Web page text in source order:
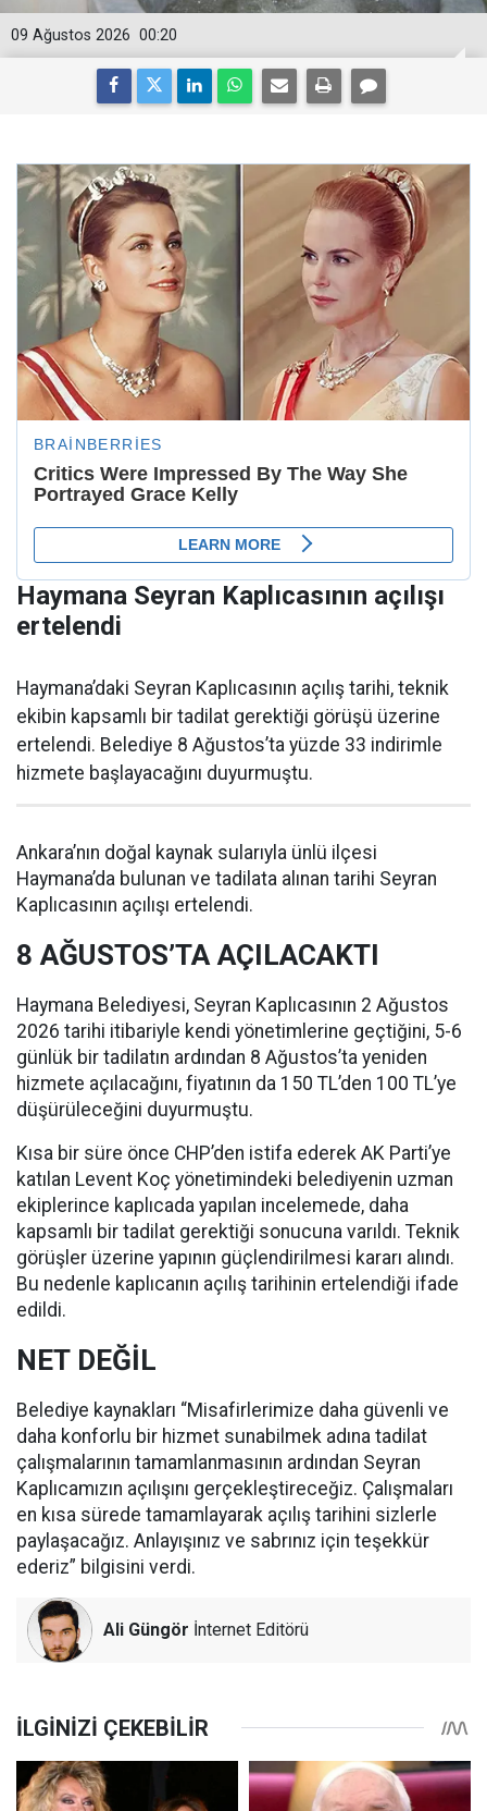
00:20
09 Ağustos 2026
Haymana Seyran Kaplıcasının açılışı
ertelendi
Haymana’daki Seyran Kaplıcasının açılış tarihi, teknik
ekibin kapsamlı bir tadilat gerektiği görüşü üzerine
ertelendi. Belediye 8 Ağustos’ta yüzde 33 indirimle
hizmete başlayacağını duyurmuştu.
Ankara’nın doğal kaynak sularıyla ünlü ilçesi
Haymana’da bulunan ve tadilata alınan tarihi Seyran
Kaplıcasının açılışı ertelendi.
8 AĞUSTOS’TA AÇILACAKTI
Haymana Belediyesi, Seyran Kaplıcasının 2 Ağustos
2026 tarihi itibariyle kendi yönetimlerine geçtiğini, 5-6
günlük bir tadilatın ardından 8 Ağustos’ta yeniden
hizmete açılacağını, fiyatının da 150 TL’den 100 TL’ye
düşürüleceğini duyurmuştu.
Kısa bir süre önce CHP’den istifa ederek AK Parti’ye
katılan Levent Koç yönetimindeki belediyenin uzman
ekiplerince kaplıcada yapılan incelemede, daha
kapsamlı bir tadilat gerektiği sonucuna varıldı. Teknik
görüşler üzerine yapının güçlendirilmesi kararı alındı.
Bu nedenle kaplıcanın açılış tarihinin ertelendiği ifade
edildi.
NET DEĞİL
Belediye kaynakları “Misafirlerimize daha güvenli ve
daha konforlu bir hizmet sunabilmek adına tadilat
çalışmalarının tamamlanmasının ardından Seyran
Kaplıcamızın açılışını gerçekleştireceğiz. Çalışmaları
en kısa sürede tamamlayarak açılış tarihini sizlerle
paylaşacağız. Anlayışınız ve sabrınız için teşekkür
ederiz” bilgisini verdi.
Ali Güngör İnternet Editörü